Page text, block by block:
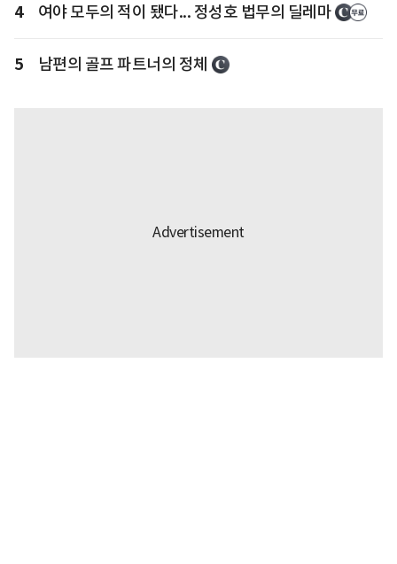
4 여야 모두의 적이 됐다... 정성호 법무의 딜레마
5 남편의 골프 파트너의 정체